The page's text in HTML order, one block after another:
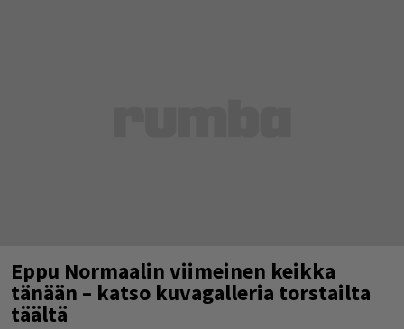
Eppu Normaalin viimeinen keikka
tänään – katso kuvagalleria torstailta
täältä